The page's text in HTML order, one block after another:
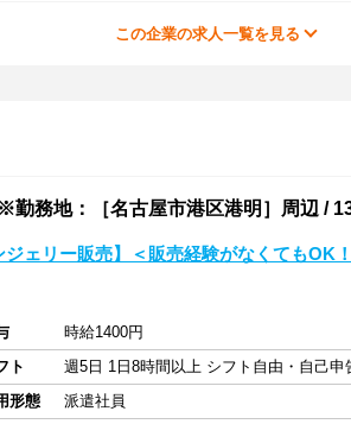
この企業の求人一覧を見る
務地：［名古屋市港区港明］周辺 /
ジェリー販売】＜販売経験がなくても
時給1400円
ト
週5日 1日8時間以上 シフト自由・自己申
形態
派遣社員